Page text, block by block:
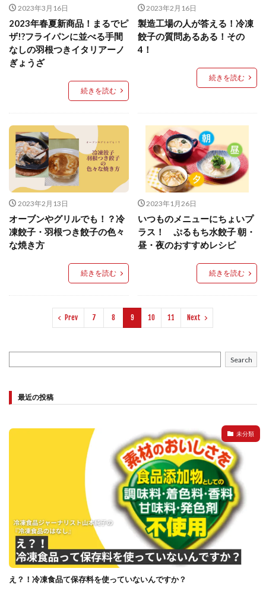
2023年3月16日
2023年春夏新商品！まるでピ
ザ!?フライパンに並べる手間
なしの羽根つきイタリアーノ
ぎょうざ
続きを読む
2023年2月16日
製造工場の人が答える！冷凍
餃子の質問あるある！その
4！
続きを読む
2023年2月13日
オーブンやグリルでも！？冷
凍餃子・羽根つき餃子の色々
な焼き方
続きを読む
2023年1月26日
いつものメニューにちょいプ
ラス！ ぷるもち水餃子 朝・
昼・夜のおすすめレシピ
続きを読む
Prev 7 8 9 10 11 Next
Search
最近の投稿
未分類
え？！冷凍食品て保存料を使っていないんですか？